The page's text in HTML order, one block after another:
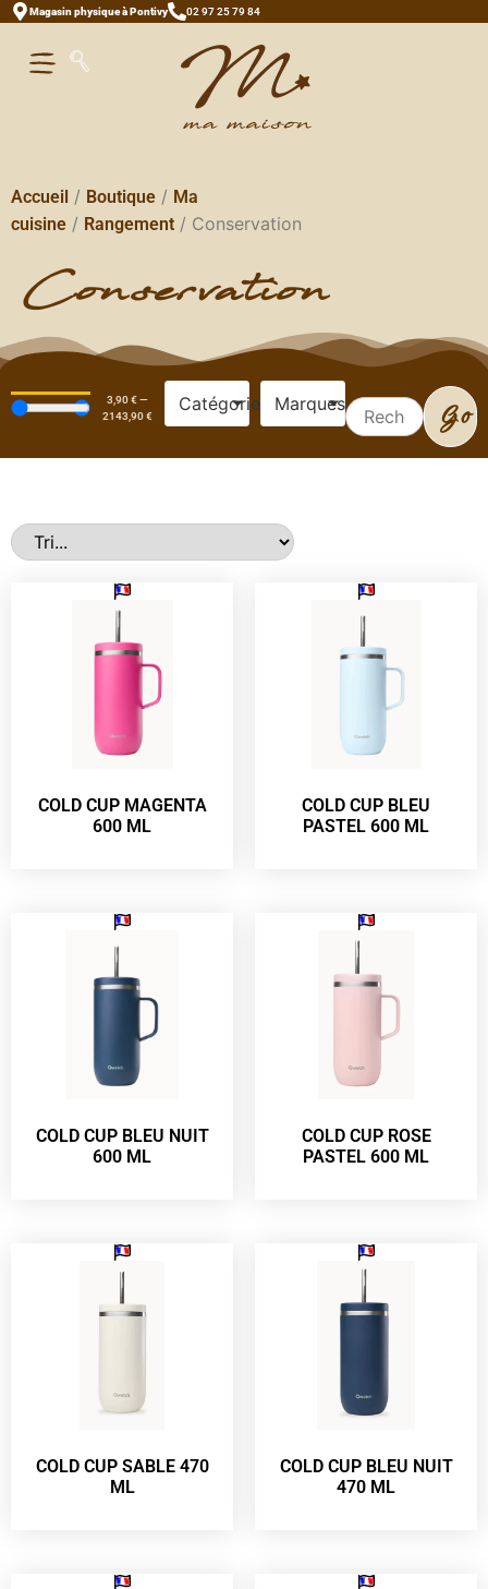
Magasin physique à Pontivy 02 97 25 79 84
Accueil / Boutique / Ma
cuisine / Rangement / Conservation
Conservation
3,90€—
2143,90€
Catégories Marques Go
COLD CUP MAGENTA
600 ML
COLD CUP BLEU
PASTEL 600 ML
COLD CUP BLEU NUIT
600 ML
COLD CUP ROSE
PASTEL 600 ML
COLD CUP SABLE 470
ML
COLD CUP BLEU NUIT
470 ML